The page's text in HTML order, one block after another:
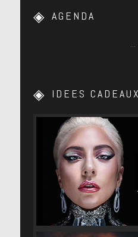
AGENDA
IDEES